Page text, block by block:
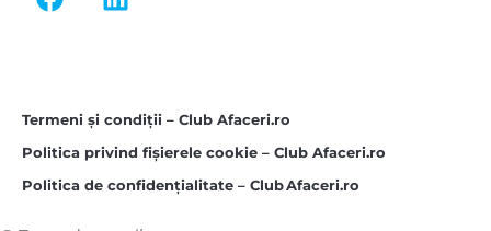
Termeni și condiții – Club Afaceri.ro
Politica privind fișierele cookie – Club Afaceri.ro
Politica de confidențialitate – Club Afaceri.ro